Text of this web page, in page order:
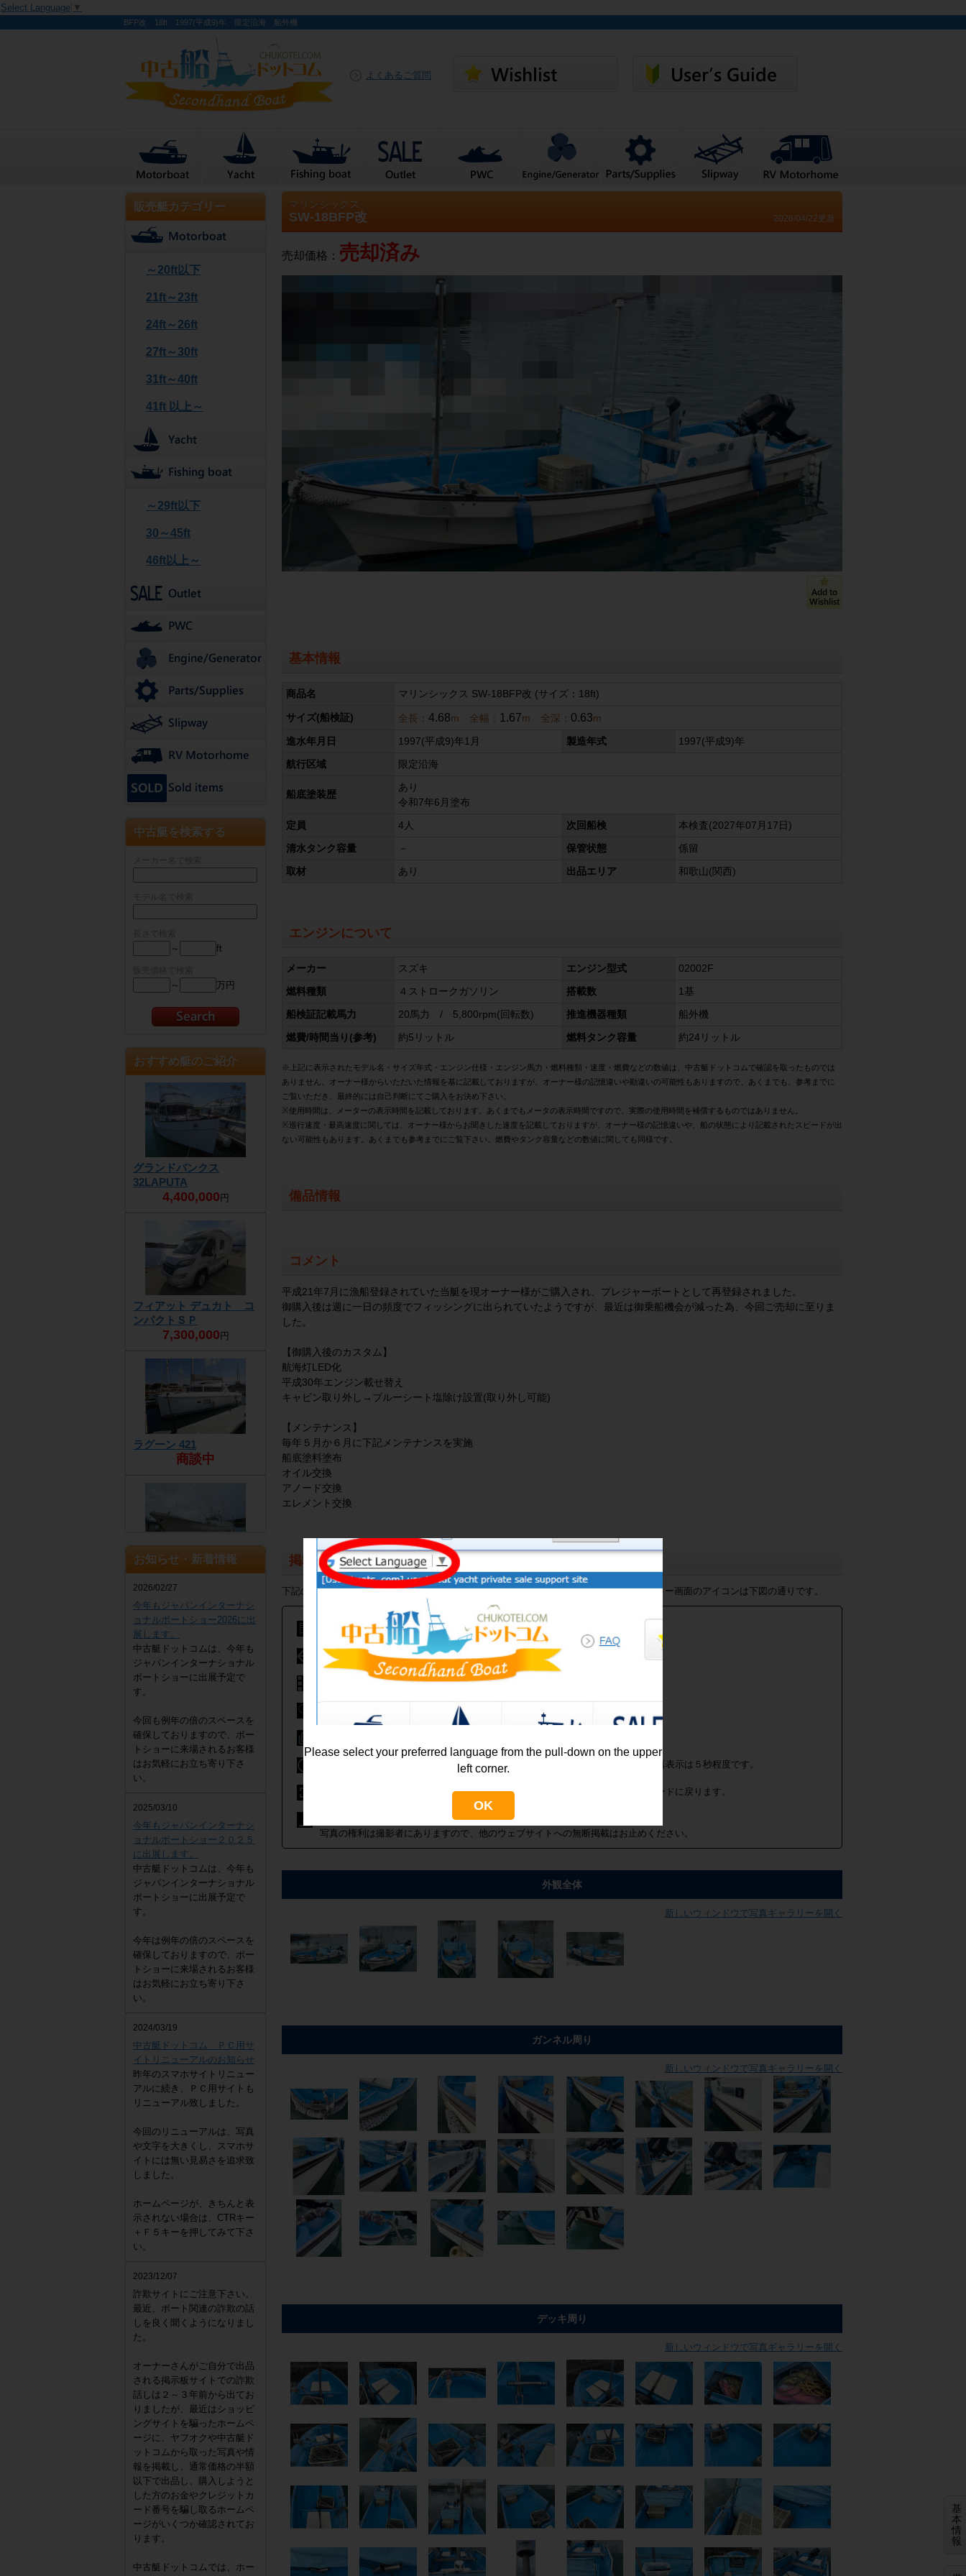
Select Language ▼
BFP改 18ft 1997(平成9)年 限定沿海 船外機
よくあるご質問
販売艇カテゴリー
～20ft以下
21ft～23ft
24ft～26ft
27ft～30ft
31ft～40ft
41ft 以上～
～29ft以下
30～45ft
46ft以上～
中古艇を検索する
～ ft
～ 万円
おすすめ艇のご紹介
グランドバンクス
32LAPUTA
4,400,000 円
フィアット デュカト コ
ンパクトＳＰ
7,300,000 円
ラグーン 421
商談中
ヤンマー DE30EZ
4,300,000
お知らせ・新着情報
2026/02/27
今年もジャパンインターナシ
ョナルボートショー2026に出
展します。
中古艇ドットコムは、今年も
ジャパンインターナショナル
ボートショーに出展予定で
す。
今回も例年の倍のスペースを
確保しておりますので、ボー
トショーに来場されるお客様
はお気軽にお立ち寄り下さ
い。
2025/03/10
今年もジャパンインターナシ
ョナルボートショー２０２５
に出展します。
中古艇ドットコムは、今年も
ジャパンインターナショナル
ボートショーに出展予定で
す。
今年は例年の倍のスペースを
確保しておりますので、ボー
トショーに来場されるお客様
はお気軽にお立ち寄り下さ
い。
2024/03/19
中古艇ドットコム ＰＣ用サ
イトリニューアルのお知らせ
昨年のスマホサイトリニュー
アルに続き、ＰＣ用サイトも
リニューアル致しました。
今回のリニューアルは、写真
や文字を大きくし、スマホサ
イトには無い見易さを追求致
しました。
ホームページが、きちんと表
示されない場合は、CTRキー
＋Ｆ５キーを押してみて下さ
い。
2023/12/07
詐欺サイトにご注意下さい。
最近、ボート関連の詐欺の話
しを良く聞くようになりまし
た。
オーナーさんがご自分で出品
される掲示板サイトでの詐欺
話しは２～３年前から出てお
りましたが、最近はショッピ
ングサイトを騙ったホームペ
ージに、ヤフオクや中古艇ド
ットコムから取った写真や情
報を掲載し、通常価格の半額
以下で出品し、購入しようと
した方のお金やクレジットカ
ード番号を騙し取るホームペ
ージがいくつか確認されてお
ります。
中古艇ドットコムでは、ホー
マリンシックス
SW-18BFP改 2026/04/22更新
基
本
情
報
売却価格： 売却済み
基本情報
商品名 マリンシックス SW-18BFP改 (サイズ：18ft)
サイズ(船検証) 全長： 4.68m 全幅： 1.67m 全深： 0.63m
進水年月日 1997(平成9)年1月 製造年式 1997(平成9)年
航行区域 限定沿海
船底塗装歴
あり
令和7年6月塗布
定員 4人 次回船検 本検査(2027年07月17日)
清水タンク容量 保管状態 係留
取材 あり 出品エリア 和歌山(関西)
エンジンについて
メーカー スズキ エンジン型式 02002F
燃料種類 ４ストロークガソリン 搭載数 1基
船検証記載馬力 20馬力 / 5,800rpm(回転数) 推進機器種類 船外機
燃費/時間当り(参考) 約5リットル 燃料タンク容量 約24リットル
※上記に表示されたモデル名・サイズ年式・エンジン仕様・エンジン馬力・燃料種類・速度・燃費などの数値は、中古艇ドットコムで確認を取ったものでは
ありません。オーナー様からいただいた情報を基に記載しておりますが、オーナー様の記憶違いや勘違いの可能性もありますので、あくまでも、参考までに
ご覧いただき、最終的には自己判断にてご購入をお決め下さい。
※使用時間は、メーターの表示時間を記載しております。あくまでもメータの表示時間ですので、実際の使用時間を補償するものではありません。
※巡行速度・最高速度に関しては、オーナー様からお聞きした速度を記載しておりますが、オーナー様の記憶違いや、船の状態により記載されたスピードが出
ない可能性もあります。あくまでも参考までにご覧下さい。燃費やタンク容量などの数値に関しても同様です。
備品情報
コメント
平成21年7月に漁船登録されていた当艇を現オーナー様がご購入され、プレジャーボートとして再登録されました。
御購入後は週に一日の頻度でフィッシングに出られていたようですが、最近は御乗船機会が減った為、今回ご売却に至りま
した。
【御購入後のカスタム】
航海灯LED化
平成30年エンジン載せ替え
キャビン取り外し→ブルーシート塩除け設置(取り外し可能)
【メンテナンス】
毎年５月か６月に下記メンテナンスを実施
船底塗料塗布
オイル交換
アノード交換
エレメント交換
掲載艇写真
下記の写真いずれかをクリックすると、大きなギャラリー画面でご確認頂けます。ギャラリー画面のアイコンは下図の通りです。
上記ボタン、又は余白の黒背景(どこでも可)をクリックで元の画面に戻れます。
左右の矢印クリックで次の写真へスライドします。
下に並んでいるサムネイル（小さい写真）を消したい場合
写真の一部分を拡大、または縮小したい場合にクリックしてください。
クリックすると、写真を自動で次に送るスライドショーが開始します。１枚の写真表示は５秒程度です。
ギャラリーを全画面モードで閲覧できます。もう一度クリックすると元の画面モードに戻ります。
表示している写真をダウンロード（自分のパソコンへ保存）します。
写真の権利は撮影者にありますので、他のウェブサイトへの無断掲載はお止めください。
外観全体
新しいウィンドウで写真ギャラリーを開く
ガンネル周り
新しいウィンドウで写真ギャラリーを開く
デッキ周り
新しいウィンドウで写真ギャラリーを開く
Please select your preferred language from the pull-down on the upper
left corner.
OK